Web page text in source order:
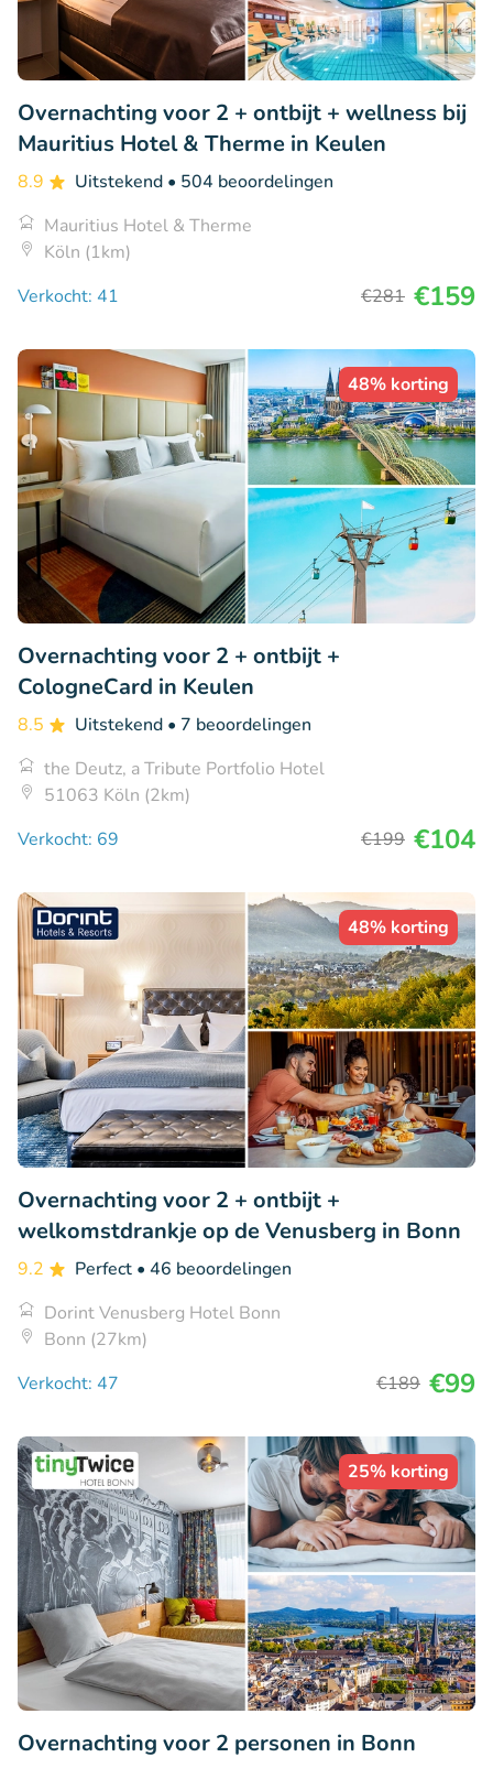
Overnachting voor 2 + ontbijt + wellness bij
Mauritius Hotel & Therme in Keulen
8.9 Uitstekend • 504 beoordelingen
Mauritius Hotel & Therme
Köln (1km)
Verkocht: 41
€281 €159
48% korting
Overnachting voor 2 + ontbijt +
CologneCard in Keulen
8.5 Uitstekend • 7 beoordelingen
the Deutz, a Tribute Portfolio Hotel
51063 Köln (2km)
Verkocht: 69
€199 €104
48% korting
Overnachting voor 2 + ontbijt +
welkomstdrankje op de Venusberg in Bonn
9.2 Perfect • 46 beoordelingen
Dorint Venusberg Hotel Bonn
Bonn (27km)
Verkocht: 47
€189 €99
25% korting
Overnachting voor 2 personen in Bonn